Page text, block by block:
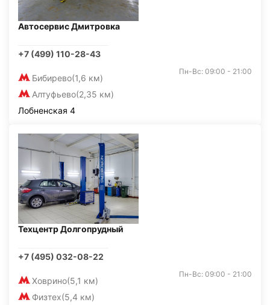
Автосервис Дмитровка
+7 (499) 110-28-43
Бибирево(1,6 км)
Алтуфьево(2,35 км)
Пн-Вс: 09:00 - 21:00
Лобненская 4
Техцентр Долгопрудный
+7 (495) 032-08-22
Ховрино(5,1 км)
Физтех(5,4 км)
Пн-Вс: 09:00 - 21:00